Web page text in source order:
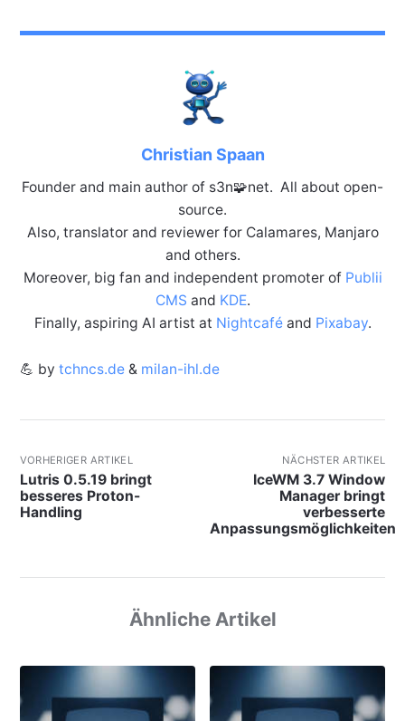
Christian Spaan
Founder and main author of s3n🧩net. All about open-
source.
Also, translator and reviewer for Calamares, Manjaro
and others.
Moreover, big fan and independent promoter of Publii
CMS and KDE.
Finally, aspiring AI artist at Nightcaféand Pixabay.
💪 by tchncs.de& milan-ihl.de
VORHERIGER ARTIKEL
Lutris 0.5.19 bringt
besseres Proton-
Handling
NÄCHSTER ARTIKEL
IceWM 3.7 Window
Manager bringt
verbesserte
Anpassungsmöglichkeiten
Ähnliche Artikel